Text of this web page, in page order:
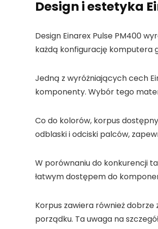
Design i estetyka
Design Einarex Pulse PM400
każdą konfigurację komputera
Jedną z wyróżniających cech
komponenty. Wybór tego
Co do kolorów, korpus
odblaski i odciski palców,
W porównaniu do konkurencji
łatwym dostępem do
Korpus zawiera również
porządku. Ta uwaga na